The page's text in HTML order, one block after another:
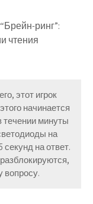
ринг”:
чтения
этот игрок
начинается
течении минуты
на
секунд на ответ.
вопросу.